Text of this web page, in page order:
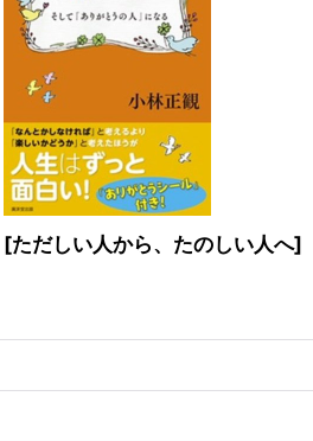
[ただしい人から、たのしい人へ]